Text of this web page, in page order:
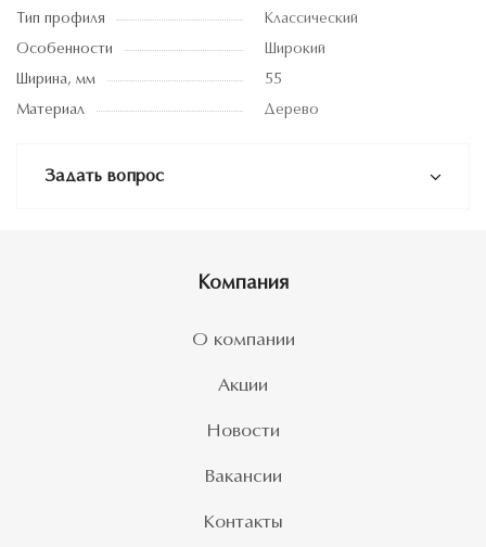
Тип профиля
Классический
Особенности
Широкий
Ширина, мм
55
Материал
Дерево
Задать вопрос
Компания
О компании
Акции
Новости
Вакансии
Контакты